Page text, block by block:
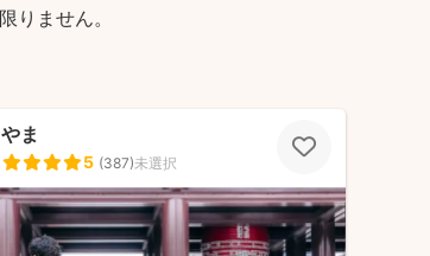
りません。
ま
5 (387)未選択